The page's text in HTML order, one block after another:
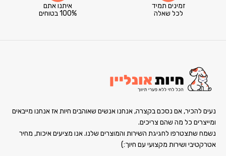
זמינים תמיד
לכל שאלה
איתנו אתם
100% בטוחים
נעים להכיר, אם נסכם בקצרה, אנחנו אנשים שאוהבים חיות אז אנחנו מייבאים
ומייצרים כל מה שהם צריכים.
נשמח שתצטרפו לחגיגת השירות והמוצרים שלנו. אנו מציעים איכות, מחיר
אטרקטיבי ושירות מקצועי עם חיוך:)